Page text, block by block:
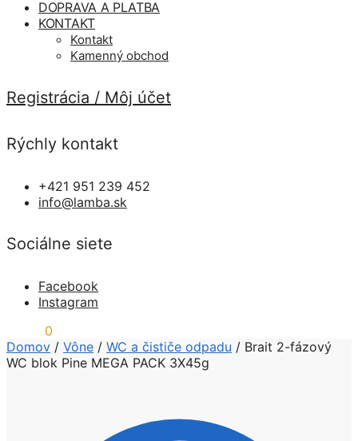
DOPRAVA A PLATBA
KONTAKT
Kontakt
Kamenný obchod
Registrácia / Môj účet
Rýchly kontakt
+421 951 239 452
info@lamba.sk
Sociálne siete
Facebook
Instagram
0
Domov / Vône / WC a čističe odpadu / Brait 2-fázový
WC blok Pine MEGA PACK 3X45g